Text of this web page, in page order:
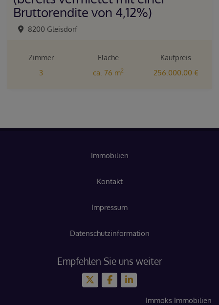
Bruttorendite von 4,12%)
8200 Gleisdorf
Zimmer
3
Fläche
ca. 76 m2
Kaufpreis
256.000,00 €
Immobilien
Kontakt
Impressum
Datenschutzinformation
Empfehlen Sie uns weiter
Immoks Immobilien